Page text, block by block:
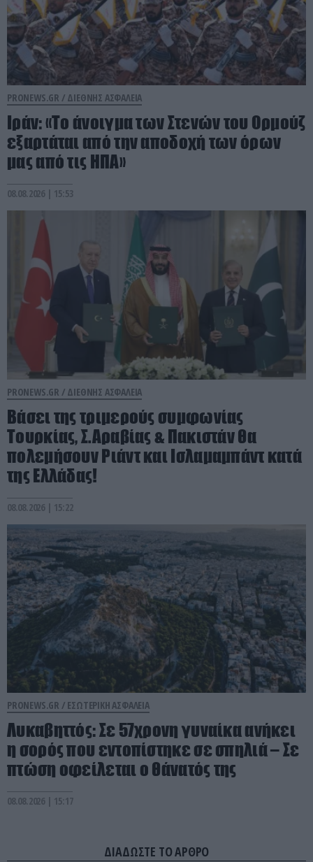
PRONEWS.GR / ΔΙΕΘΝΗΣ ΑΣΦΑΛΕΙΑ
Ιράν: «Το άνοιγμα των Στενών του Ορμούζ
εξαρτάται από την αποδοχή των όρων
μας από τις ΗΠΑ»
08.08.2026 | 15:53
PRONEWS.GR / ΔΙΕΘΝΗΣ ΑΣΦΑΛΕΙΑ
Βάσει της τριμερούς συμφωνίας
Τουρκίας, Σ.Αραβίας & Πακιστάν θα
πολεμήσουν Ριάντ και Ισλαμαμπάντ κατά
της Ελλάδας!
08.08.2026 | 15:22
PRONEWS.GR / ΕΣΩΤΕΡΙΚΗ ΑΣΦΑΛΕΙΑ
Λυκαβηττός: Σε 57χρονη γυναίκα ανήκει
η σορός που εντοπίστηκε σε σπηλιά – Σε
πτώση οφείλεται ο θάνατός της
08.08.2026 | 15:17
ΔΙΑΔΩΣΤΕ ΤΟ ΑΡΘΡΟ